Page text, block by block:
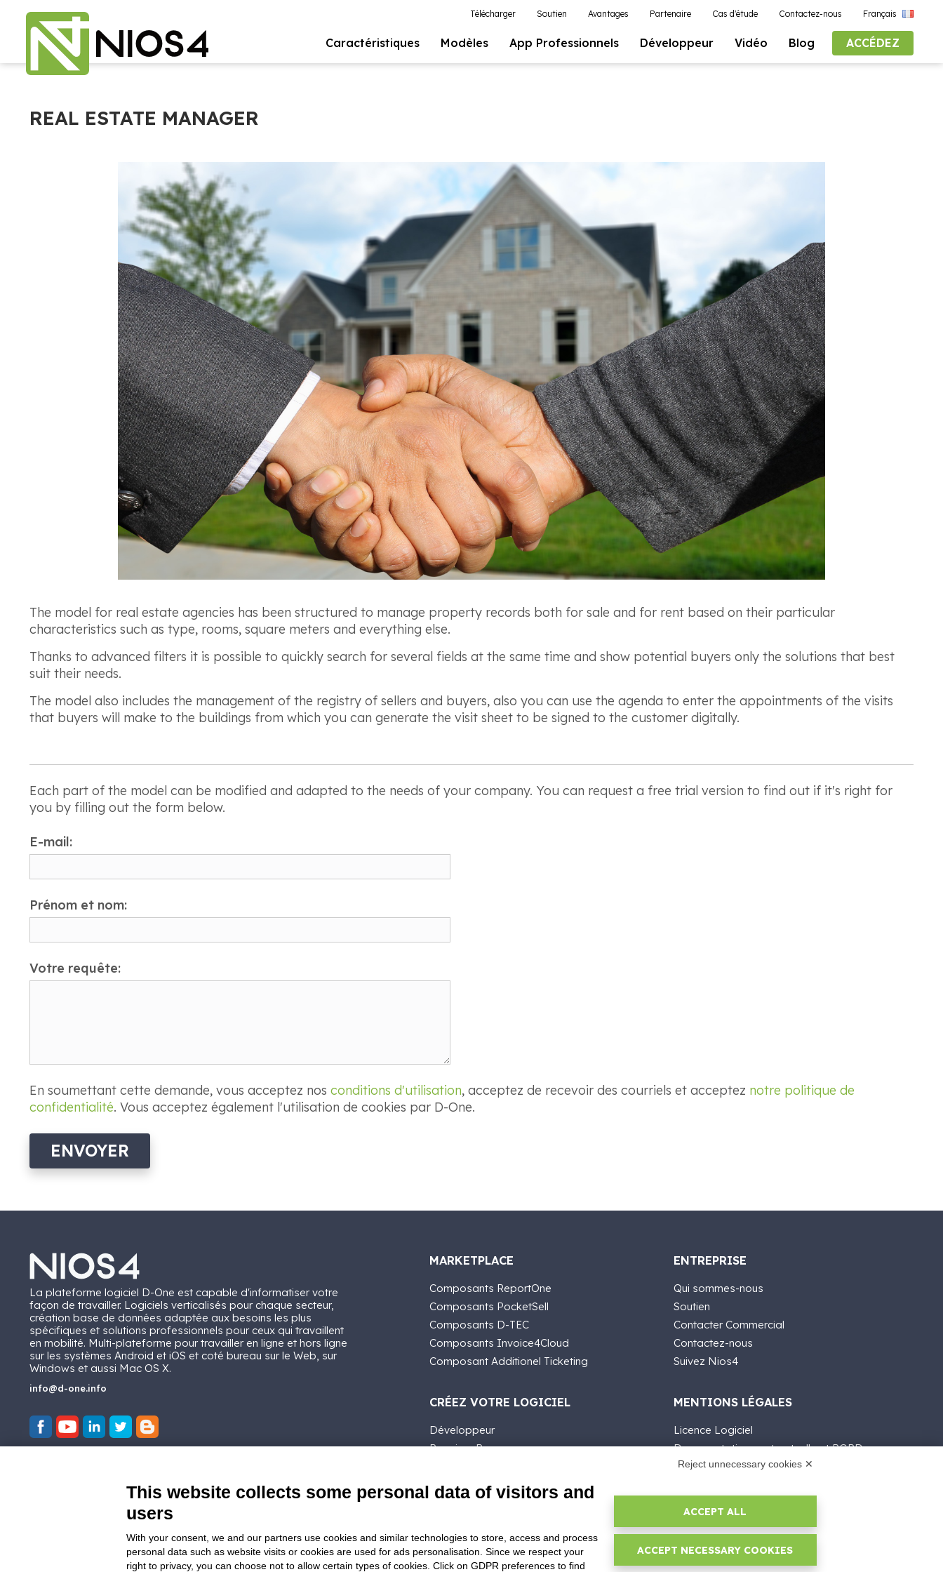
Télécharger Soutien Avantages Partenaire Cas d'étude Contactez-nous Français
Caractéristiques Modèles App Professionnels Développeur Vidéo Blog ACCÉDEZ
REAL ESTATE MANAGER
The model for real estate agencies has been structured to manage property records both for sale and for rent based on their particular
characteristics such as type, rooms, square meters and everything else.
Thanks to advanced filters it is possible to quickly search for several fields at the same time and show potential buyers only the solutions that best
suit their needs.
The model also includes the management of the registry of sellers and buyers, also you can use the agenda to enter the appointments of the visits
that buyers will make to the buildings from which you can generate the visit sheet to be signed to the customer digitally.
Each part of the model can be modified and adapted to the needs of your company. You can request a free trial version to find out if it's right for
you by filling out the form below.
E-mail:
Prénom et nom:
Votre requête:
En soumettant cette demande, vous acceptez nos conditions d'utilisation, acceptez de recevoir des courriels et acceptez notre politique de
confidentialité. Vous acceptez également l'utilisation de cookies par D-One.
ENVOYER
La plateforme logiciel D-One est capable d'informatiser votre
façon de travailler. Logiciels verticalisés pour chaque secteur,
création base de données adaptée aux besoins les plus
spécifiques et solutions professionnels pour ceux qui travaillent
en mobilité. Multi-plateforme pour travailler en ligne et hors ligne
sur les systèmes Android et iOS et coté bureau sur le Web, sur
Windows et aussi Mac OS X.
info@d-one.info
MARKETPLACE
Composants ReportOne
Composants PocketSell
Composants D-TEC
Composants Invoice4Cloud
Composant Additionel Ticketing
CRÉEZ VOTRE LOGICIEL
Développeur
Premiers Pas
E-Book
Blog
ENTREPRISE
Qui sommes-nous
Soutien
Contacter Commercial
Contactez-nous
Suivez Nios4
MENTIONS LÉGALES
Licence Logiciel
Documentation contractuelle et RGPD
Conditions générales de livraison
Paramètres cookie
Reject unnecessary cookies ✕
This website collects some personal data of visitors and
users
With your consent, we and our partners use cookies and similar technologies to store, access and process
personal data such as website visits or cookies are used for ads personalisation. Since we respect your
right to privacy, you can choose not to allow certain types of cookies. Click on GDPR preferences to find
ACCEPT ALL
ACCEPT NECESSARY COOKIES